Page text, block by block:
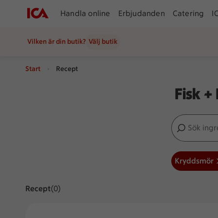
Handla online Erbjudanden Catering
Vilken är din butik? Välj butik
Start Recept
Fisk
Sök
Inga förslag
Kryddsmör
ReceptVisar 0 stycken
(0)